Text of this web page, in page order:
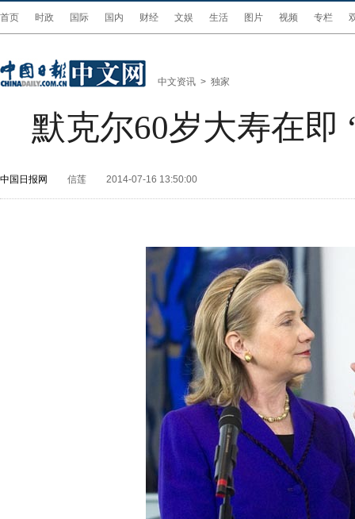
首页 时政 国际 国内 财经 文娱 生活 图片 视频 专栏
中文资讯 > 独家
默克尔60岁大寿在即
中国日报网 信莲 2014-07-16 13:50:00